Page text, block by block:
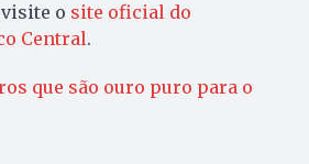
o site oficial do
Central.
que são ouro puro para o